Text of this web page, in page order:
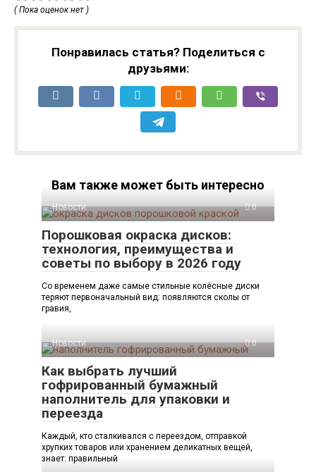
( Пока оценок нет )
Понравилась статья? Поделиться с
друзьями:
Вам также может быть интересно
Новости 0
Порошковая окраска дисков:
технология, преимущества и
советы по выбору в 2026 году
Со временем даже самые стильные колёсные диски
теряют первоначальный вид: появляются сколы от
гравия,
Новости 0
Как выбрать лучший
гофрированный бумажный
наполнитель для упаковки и
переезда
Каждый, кто сталкивался с переездом, отправкой
хрупких товаров или хранением деликатных вещей,
знает: правильный